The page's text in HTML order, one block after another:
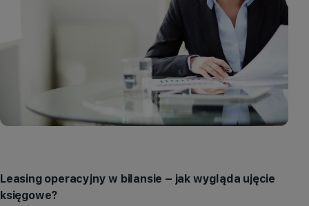
Leasing operacyjny w bilansie – jak wygląda ujęcie
księgowe?